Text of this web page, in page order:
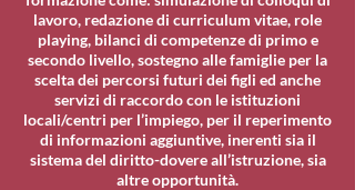
lavoro, redazione di curriculum vitae, role
playing, bilanci di competenze di primo e
secondo livello, sostegno alle famiglie per la
scelta dei percorsi futuri dei figli ed anche
servizi di raccordo con le istituzioni
locali/centri per l’impiego, per il reperimento
di informazioni aggiuntive, inerenti sia il
sistema del diritto-dovere all’istruzione, sia
altre opportunità.